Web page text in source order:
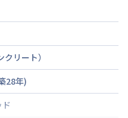
リート）
28年)